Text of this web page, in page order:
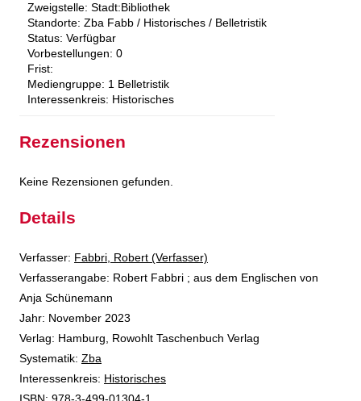
Zweigstelle: Stadt:Bibliothek
Standorte: Zba Fabb / Historisches / Belletristik
Status: Verfügbar
Vorbestellungen: 0
Frist:
Mediengruppe: 1 Belletristik
Interessenkreis: Historisches
Rezensionen
Keine Rezensionen gefunden.
Details
Verfasser: Suche nach diesem Verfasser
Fabbri, Robert (Verfasser)
Verfasserangabe: Robert Fabbri ; aus dem Englischen von
Anja Schünemann
Jahr: November 2023
Verlag: Hamburg, Rowohlt Taschenbuch Verlag
opens in new tab
Diesen Link in neuem Tab öffnen
Systematik: Suche nach dieser Systematik
Zba
Interessenkreis: Suche nach diesem Interessenskreis
Historisches